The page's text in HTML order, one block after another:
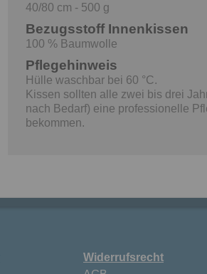
40/80 cm - 500 g
Bezugsstoff Innenkissen
100 % Baumwolle
Pflegehinweis
Hülle waschbar bei 60 °C.
Kissen sollten alle zwei bis drei
nach Bedarf) eine professionelle
bekommen.
Widerrufsrecht